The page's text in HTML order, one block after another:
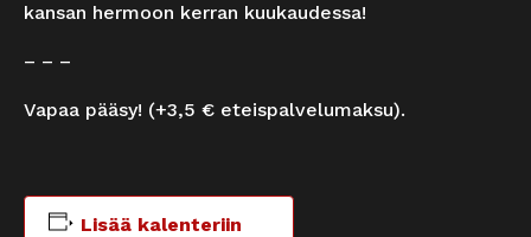
kansan hermoon kerran kuukaudessa!
– – –
Vapaa pääsy! (+3,5 € eteispalvelumaksu).
Lisää kalenteriin